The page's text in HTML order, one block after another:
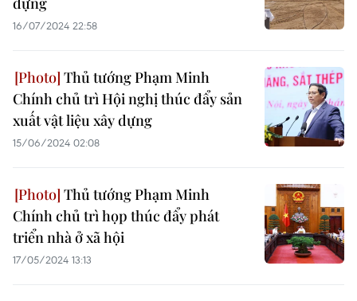
16/07/2024 22:58
Thủ tướng Phạm Minh
Chính chủ trì Hội nghị thúc đẩy sản
xuất vật liệu xây dựng
15/06/2024 02:08
Thủ tướng Phạm Minh
Chính chủ trì họp thúc đẩy phát
triển nhà ở xã hội
17/05/2024 13:13